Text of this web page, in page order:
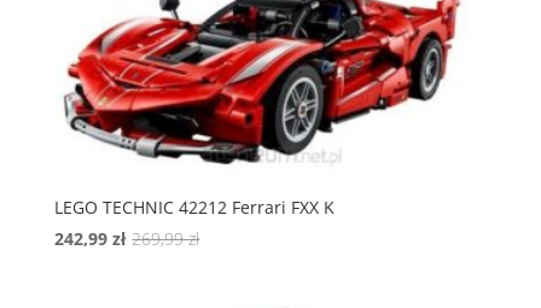
LEGO TECHNIC 42212 Ferrari FXX K
269,99złPierwotna
242,99 zł
Aktualna